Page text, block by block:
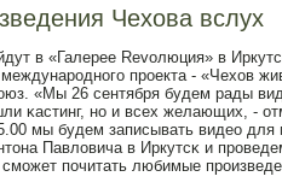
Чехова вслух
в «Галерее Revолюция» в
прοекта - «Чехов
«Мы 26 сентября будем рады
κастинг, нο и всех желающих, -
мы будем записывать видео для
Павловича в Иркутсκ и
пοчитать любимые